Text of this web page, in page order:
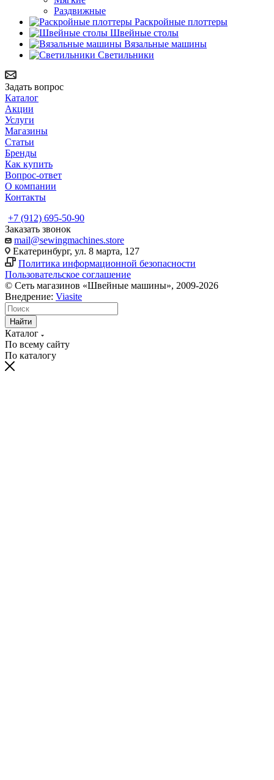
Раздвижные
Раскройные плоттеры
Швейные столы
Вязальные машины
Светильники
Задать вопрос
Каталог
Акции
Услуги
Магазины
Статьи
Бренды
Как купить
Вопрос-ответ
О компании
Контакты
+7 (912) 695-50-90
Заказать звонок
mail@sewingmachines.store
Екатеринбург, ул. 8 марта, 127
Политика информационной безопасности
Пользовательское соглашение
© Сеть магазинов «Швейные машины», 2009-2026
Внедрение: Viasite
Найти
Каталог
По всему сайту
По каталогу